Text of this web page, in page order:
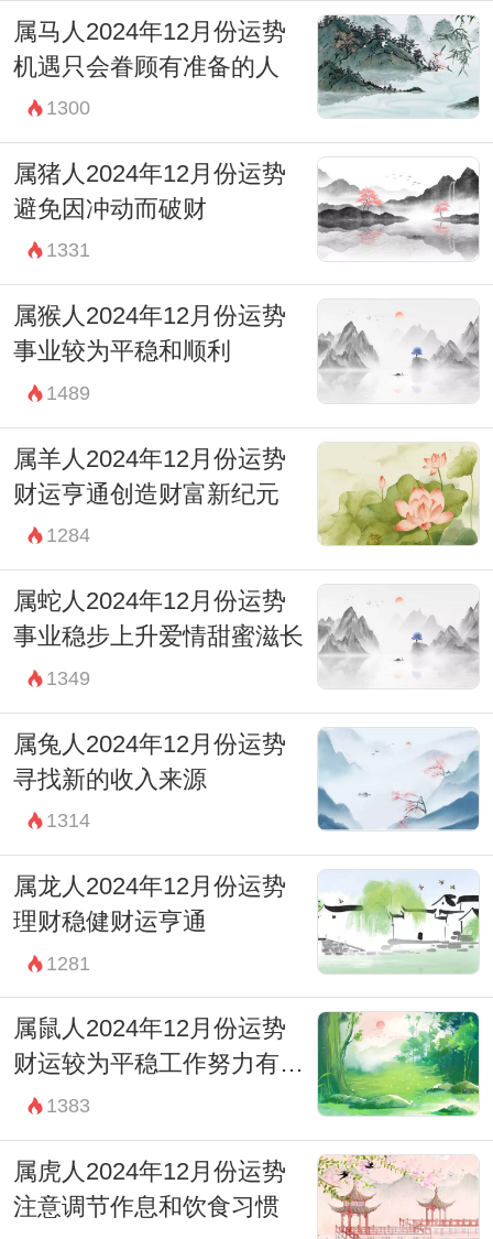
属马人2024年12月份运势
机遇只会眷顾有准备的人
1300
属猪人2024年12月份运势
避免因冲动而破财
1331
属猴人2024年12月份运势
事业较为平稳和顺利
1489
属羊人2024年12月份运势
财运亨通创造财富新纪元
1284
属蛇人2024年12月份运势
事业稳步上升爱情甜蜜滋长
1349
属兔人2024年12月份运势
寻找新的收入来源
1314
属龙人2024年12月份运势
理财稳健财运亨通
1281
属鼠人2024年12月份运势
财运较为平稳工作努力有回
报 1383
属虎人2024年12月份运势
注意调节作息和饮食习惯